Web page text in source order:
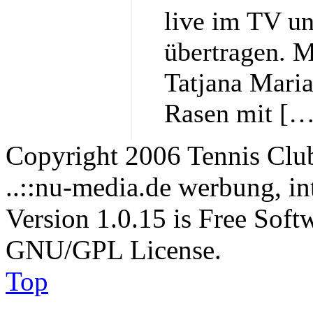
live im TV
übertragen.
Tatjana
Rasen mit
Copyright 2006 Tennis
..::nu-media.de werbung,
Version 1.0.15 is Free
GNU/GPL License.
Top